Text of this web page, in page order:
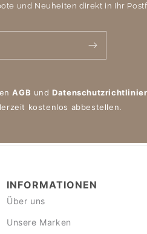
und Neuheiten direkt in Ihr
AGB und
kostenlos abbestellen.
INFORMATIONEN
Über uns
Unsere Marken